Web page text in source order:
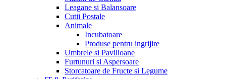
Leagane si Balansoare
Cutii Postale
Animale
Incubatoare
Produse pentru ingrijire
Umbrele si Pavilioane
Furtunuri si Aspersoare
Storcatoare de Fructe si Legume